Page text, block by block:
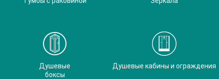
Душевые
боксы
Душевые кабины и ограждения